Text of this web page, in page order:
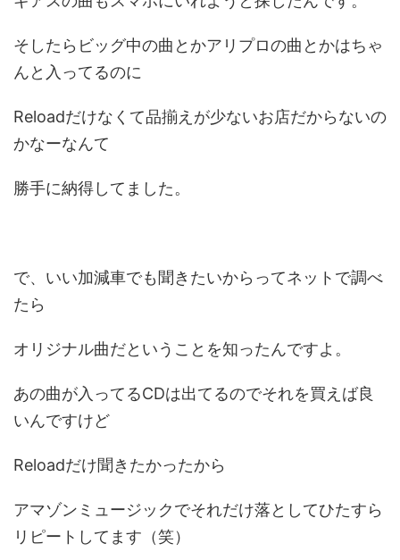
そしたらビッグ中の曲とかアリプロの曲とかはちゃ
んと入ってるのに
Reloadだけなくて品揃えが少ないお店だからないの
かなーなんて
勝手に納得してました。
で、いい加減車でも聞きたいからってネットで調べ
たら
オリジナル曲だということを知ったんですよ。
あの曲が入ってるCDは出てるのでそれを買えば良
いんですけど
Reloadだけ聞きたかったから
アマゾンミュージックでそれだけ落としてひたすら
リピートしてます（笑）